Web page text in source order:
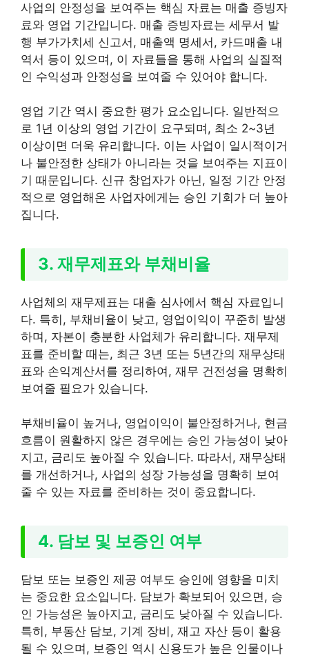
사업의 안정성을 보여주는 핵심 자료는 매출 증빙자
료와 영업 기간입니다. 매출 증빙자료는 세무서 발
행 부가가치세 신고서, 매출액 명세서, 카드매출 내
역서 등이 있으며, 이 자료들을 통해 사업의 실질적
인 수익성과 안정성을 보여줄 수 있어야 합니다.
영업 기간 역시 중요한 평가 요소입니다. 일반적으
로 1년 이상의 영업 기간이 요구되며, 최소 2~3년
이상이면 더욱 유리합니다. 이는 사업이 일시적이거
나 불안정한 상태가 아니라는 것을 보여주는 지표이
기 때문입니다. 신규 창업자가 아닌, 일정 기간 안정
적으로 영업해온 사업자에게는 승인 기회가 더 높아
집니다.
3. 재무제표와 부채비율
사업체의 재무제표는 대출 심사에서 핵심 자료입니
다. 특히, 부채비율이 낮고, 영업이익이 꾸준히 발생
하며, 자본이 충분한 사업체가 유리합니다. 재무제
표를 준비할 때는, 최근 3년 또는 5년간의 재무상태
표와 손익계산서를 정리하여, 재무 건전성을 명확히
보여줄 필요가 있습니다.
부채비율이 높거나, 영업이익이 불안정하거나, 현금
흐름이 원활하지 않은 경우에는 승인 가능성이 낮아
지고, 금리도 높아질 수 있습니다. 따라서, 재무상태
를 개선하거나, 사업의 성장 가능성을 명확히 보여
줄 수 있는 자료를 준비하는 것이 중요합니다.
4. 담보 및 보증인 여부
담보 또는 보증인 제공 여부도 승인에 영향을 미치
는 중요한 요소입니다. 담보가 확보되어 있으면, 승
인 가능성은 높아지고, 금리도 낮아질 수 있습니다.
특히, 부동산 담보, 기계 장비, 재고 자산 등이 활용
될 수 있으며, 보증인 역시 신용도가 높은 인물이나